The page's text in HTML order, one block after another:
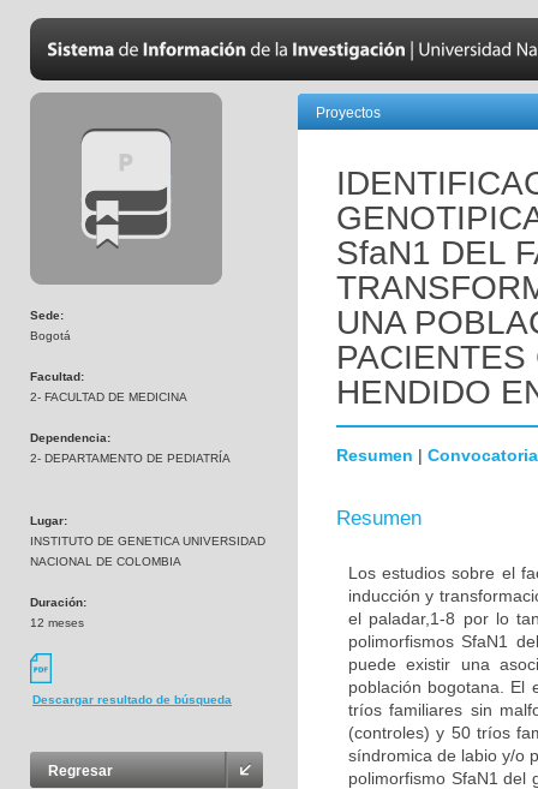
Sede:
Bogotá
Facultad:
2- FACULTAD DE MEDICINA
Dependencia:
2- DEPARTAMENTO DE PEDIATRÍA
Lugar:
INSTITUTO DE GENETICA UNIVERSIDAD
NACIONAL DE COLOMBIA
Duración:
12 meses
Descargar resultado de búsqueda
Regresar
Proyectos
SfaN1 DEL
UNA
HENDIDO
Resumen | Convocatoria
Resumen
Los estudios sobre el
inducción y
el paladar,1-8 por lo
polimorfismos SfaN1
puede existir una
población bogotana. El
tríos familiares sin
(controles) y 50 tríos
síndromica de labio y/o
polimorfismo SfaN1 del